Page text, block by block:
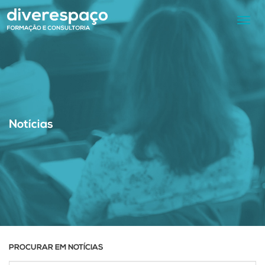
Notícias
PROCURAR EM NOTÍCIAS